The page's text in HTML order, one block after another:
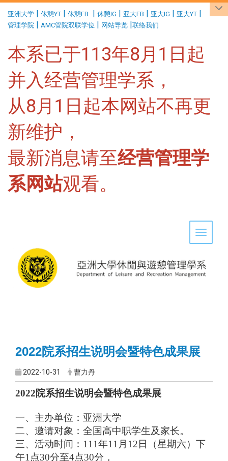
亚洲大学 | 休憩YT | 休憩FB | 休憩IG | 亚大FB | 亚大IG | 亚大YT |
管理学院 | AMC管院双联学位 | 网站导览 |联络我们
本系已于113年8月1日起
并入经营管理学系，
从8月1日起本网站不再更
新维护，
最新消息请至经营管理学
系网站观看。
Toggle
2022院系招生说明会暨特色成果展
2022-10-31 曹力丹
2022院系招生说明会暨特色成果展
一、主办单位：亚洲大学
二、邀请对象：全国高中职学生及家长。
三、活动时间：111年11月12日（星期六）下
午1点30分至4点30分，